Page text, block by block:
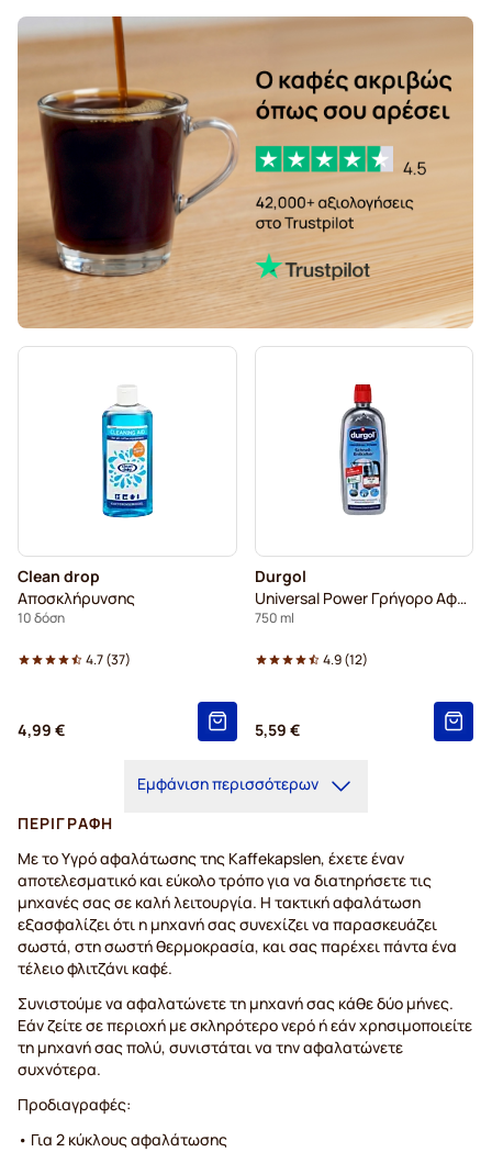
Clean drop
Αποσκλήρυνσης
10 δόση
4.7(37)
4,99 €
Durgol
Universal Power Γρήγορο Aφαλάτωσης
750 ml
4.9(12)
5,59 €
Εμφάνιση περισσότερων
ΠΕΡΙΓΡΑΦΉ
Με το Υγρό αφαλάτωσης της Kaffekapslen, έχετε έναν
αποτελεσματικό και εύκολο τρόπο για να διατηρήσετε τις
μηχανές σας σε καλή λειτουργία. Η τακτική αφαλάτωση
εξασφαλίζει ότι η μηχανή σας συνεχίζει να παρασκευάζει
σωστά, στη σωστή θερμοκρασία, και σας παρέχει πάντα ένα
τέλειο φλιτζάνι καφέ.
Συνιστούμε να αφαλατώνετε τη μηχανή σας κάθε δύο μήνες.
Εάν ζείτε σε περιοχή με σκληρότερο νερό ή εάν χρησιμοποιείτε
τη μηχανή σας πολύ, συνιστάται να την αφαλατώνετε
συχνότερα.
Προδιαγραφές:
• Για 2 κύκλους αφαλάτωσης